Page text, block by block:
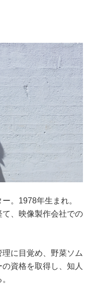
。1978年生まれ。
、映像製作会社での
に目覚め、野菜ソム
資格を取得し、知人